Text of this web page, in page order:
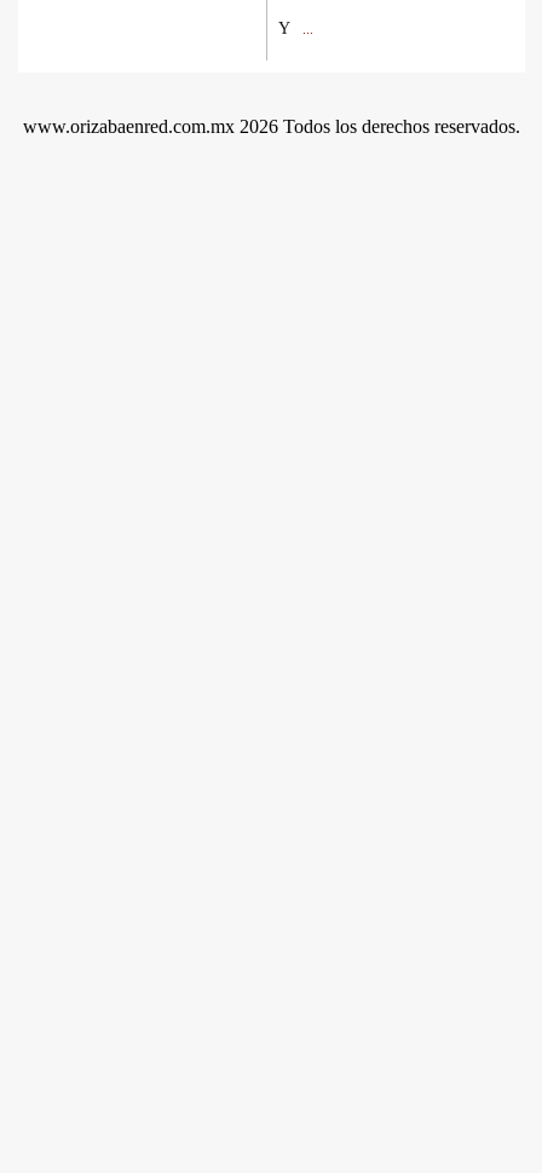
Y
www.orizabaenred.com.mx 2026 Todos los derechos reservados.